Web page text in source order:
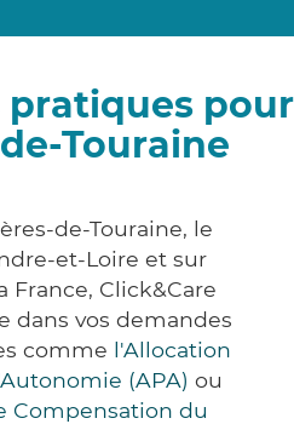
pour
Touraine
de-Touraine, le
et-Loire et sur
France, Click&Care
dans vos demandes
comme l'Allocation
(APA) ou
Compensation du